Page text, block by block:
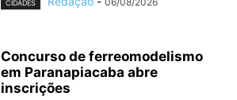
CIDADES
Concurso de ferreomodelismo
em Paranapiacaba abre
inscrições